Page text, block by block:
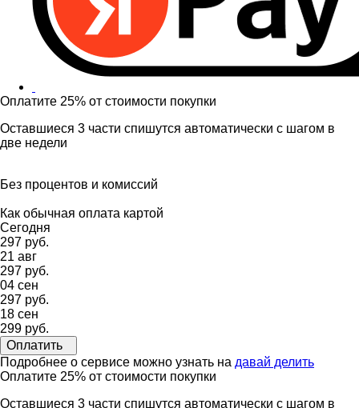
Оплатите 25% от стоимости покупки
Оставшиеся 3 части спишутся автоматически с шагом в
две недели
Без процентов и комиссий
Как обычная оплата картой
Сегодня
297 руб.
21 авг
297 руб.
04 сен
297 руб.
18 сен
299 руб.
Оплатить
Подробнее о сервисе можно узнать на давай делить
Оплатите 25% от стоимости покупки
Оставшиеся 3 части спишутся автоматически с шагом в